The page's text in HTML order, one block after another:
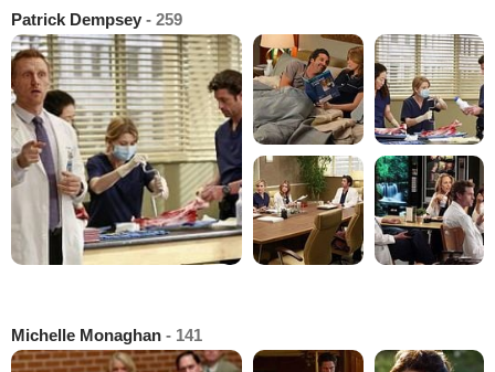
Patrick Dempsey - 259
Michelle Monaghan - 141